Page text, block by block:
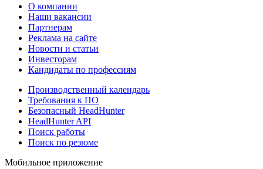
О компании
Наши вакансии
Партнерам
Реклама на сайте
Новости и статьи
Инвесторам
Кандидаты по профессиям
Производственный календарь
Требования к ПО
Безопасный HeadHunter
HeadHunter API
Поиск работы
Поиск по резюме
Мобильное приложение